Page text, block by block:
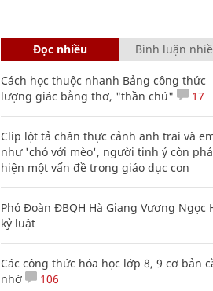
Đọc nhiều Bình luận
Cách học thuộc nhanh Bảng công thức
lượng giác bằng thơ, "thần chú"
17
Clip lột tả chân thực cảnh anh trai và
như 'chó với mèo', người tinh ý còn
hiện một vấn đề trong giáo dục con
Phó Đoàn ĐBQH Hà Giang Vương Ngọc
kỷ luật
Các công thức hóa học lớp 8, 9 cơ bản
nhớ
106